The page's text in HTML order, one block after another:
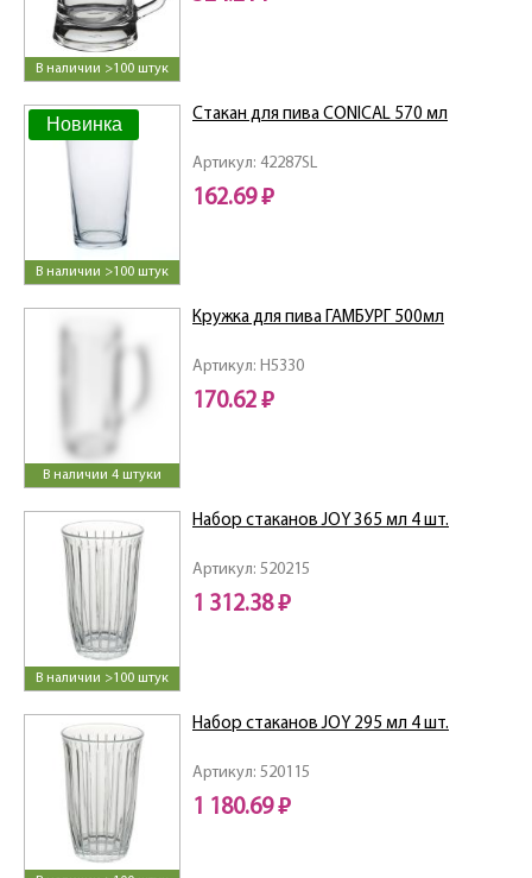
В наличии >100 штук
Новинка
В наличии >100 штук
Артикул: 42287SL
Стакан для пива CONICAL 570 мл
162.69 ₽
В наличии 4 штуки
Артикул: H5330
Кружка для пива ГАМБУРГ 500мл
170.62 ₽
В наличии >100 штук
Артикул: 520215
Набор стаканов JOY 365 мл 4 шт.
1 312.38 ₽
Артикул: 520115
Набор стаканов JOY 295 мл 4 шт.
1 180.69 ₽